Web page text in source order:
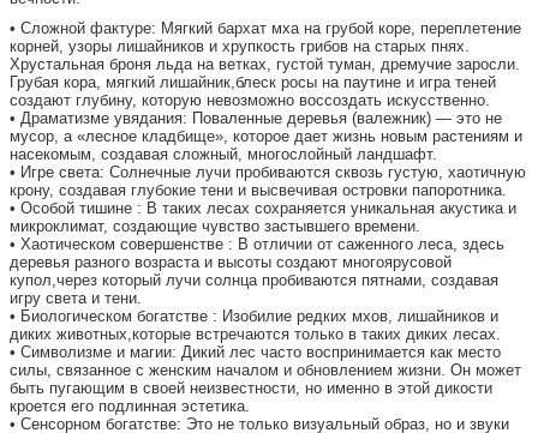
• Сложной фактуре: Мягкий бархат мха на грубой коре, переплетение
корней, узоры лишайников и хрупкость грибов на старых пнях.
Хрустальная броня льда на ветках, густой туман, дремучие заросли.
Грубая кора, мягкий лишайник,блеск росы на паутине и игра теней
создают глубину, которую невозможно воссоздать искусственно.
• Драматизме увядания: Поваленные деревья (валежник) — это не
мусор, а «лесное кладбище», которое дает жизнь новым растениям и
насекомым, создавая сложный, многослойный ландшафт.
• Игре света: Солнечные лучи пробиваются сквозь густую, хаотичную
крону, создавая глубокие тени и высвечивая островки папоротника.
• Особой тишине : В таких лесах сохраняется уникальная акустика и
микроклимат, создающие чувство застывшего времени.
• Хаотическом совершенстве : В отличии от саженного леса, здесь
деревья разного возраста и высоты создают многоярусовой
купол,через который лучи солнца пробиваются пятнами, создавая
игру света и тени.
• Биологическом богатстве : Изобилие редких мхов, лишайников и
диких животных,которые встречаются только в таких диких лесах.
• Символизме и магии: Дикий лес часто воспринимается как место
силы, связанное с женским началом и обновлением жизни. Он может
быть пугающим в своей неизвестности, но именно в этой дикости
кроется его подлинная эстетика.
• Сенсорном богатстве: Это не только визуальный образ, но и звуки